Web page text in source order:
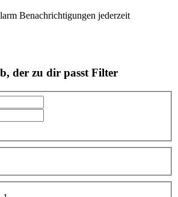
Benachrichtigungen jederzeit
der zu dir passt Filter